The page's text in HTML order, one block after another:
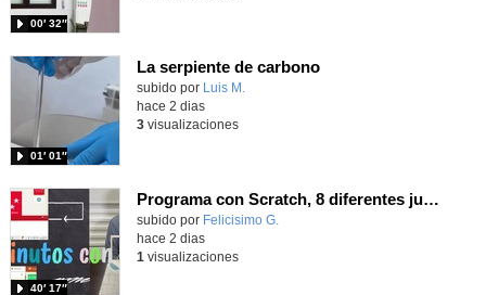
00′ 32″
La serpiente de carbono
Contenido educativo.
subido por Luis M.
01′ 01″
hace 2 dias
3visualizaciones
Programa con Scratch, 8 diferentes juegos para vivir la emoción de los partidos de España en el mundial 2026
Contenido educativo.
subido por Felicisimo G.
40′ 17″
hace 2 dias
1 visualizaciones